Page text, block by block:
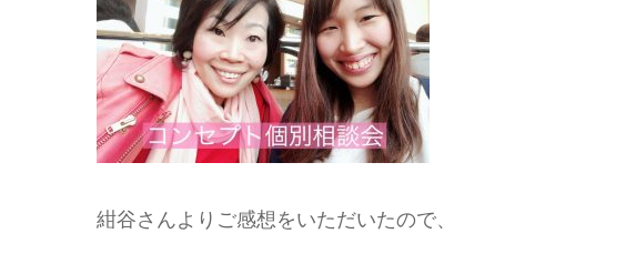
紺谷さんよりご感想をいただいたので、